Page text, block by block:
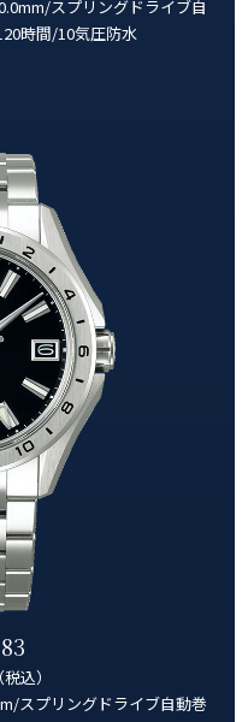
スプリングドライブ自
時間/10気圧防水
込）
スプリングドライブ自動巻